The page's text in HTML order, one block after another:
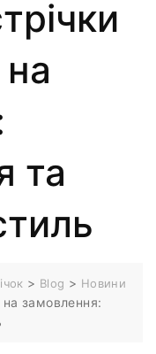
та
> Blog > Новини
на замовлення: